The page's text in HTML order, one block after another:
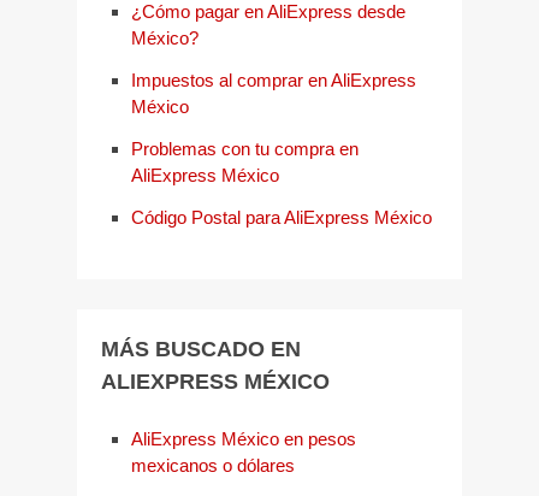
¿Cómo pagar en AliExpress desde
México?
Impuestos al comprar en AliExpress
México
Problemas con tu compra en
AliExpress México
Código Postal para AliExpress México
MÁS BUSCADO EN
ALIEXPRESS MÉXICO
AliExpress México en pesos
mexicanos o dólares